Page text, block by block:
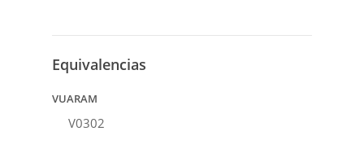
Equivalencias
VUARAM
V0302